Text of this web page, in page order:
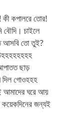
কপালরে তোর!
চাইলে
আসবি তো তুই?
ছাড়
দিল গোওহহহ
ঘরে আয়
কয়েকদিনের জন্যই